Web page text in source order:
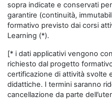
sopra indicate e conservati
garantire (continuità,
formativo previsto dai corsi
Learning (*).
[* i dati applicativi vengono
richiesto dal progetto
certificazione di attività svolte
didattiche. I termini saranno
cancellazione da parte